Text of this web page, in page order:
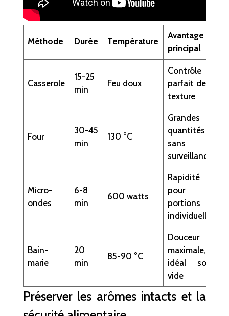
Méthode Durée Température
Avantage
principal
Casserole
15-25
min
Feu doux
Contrôle
parfait de la
texture
Four
30-45
min
130 °C
Grandes
quantités
sans
surveillance
Micro-
ondes
6-8
min
600 watts
Rapidité
pour
portions
individuelles
Bain-
marie
20
min
85-90 °C
Douceur
maximale,
idéal sous
vide
Préserver les arômes intacts et la